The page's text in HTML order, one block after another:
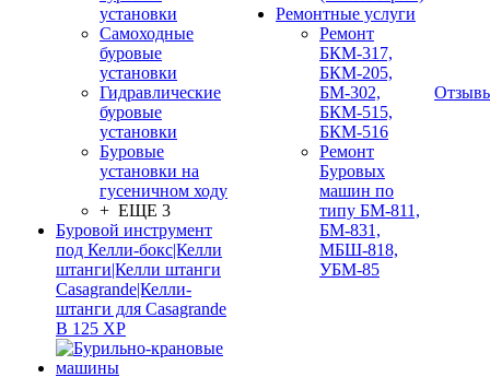
установки
Самоходные
буровые
установки
Гидравлические
буровые
установки
Буровые
установки на
гусеничном ходу
+ ЕЩЕ 3
Буровой инструмент
под Келли-бокс|Келли
штанги|Келли штанги
Casagrande|Келли-
штанги для Casagrande
B 125 XP
Ремонтные услуги
Ремонт
БКМ-317,
БКМ-205,
БМ-302,
БКМ-515,
БКМ-516
Ремонт
Буровых
машин по
типу БМ-811,
БМ-831,
МБШ-818,
УБМ-85